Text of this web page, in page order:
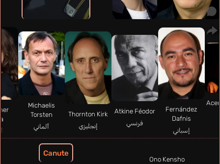
Fernández
Dafnis
إسباني
Atkine Féodor
فرنسي
Thornton Kirk
إنجليزي
Michaelis
Torsten
ألماني
Canute
Ono Kensho